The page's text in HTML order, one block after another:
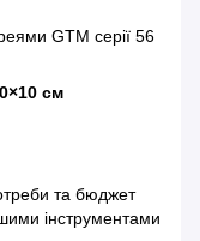
GTM серії 56
см
та бюджет
інструментами